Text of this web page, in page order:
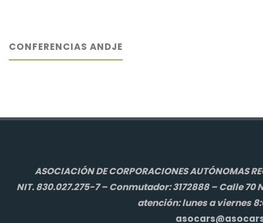
CONFERENCIAS ANDJE
ASOCIACIÓN DE CORPORACIONES AUTÓNOMAS
NIT. 830.027.275-7 – Conmutador: 3172888 – Calle 70
atención: lunes a viernes